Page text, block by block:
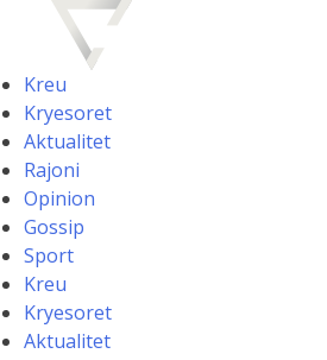
Kreu
Kryesoret
Aktualitet
Rajoni
Opinion
Gossip
Sport
Kreu
Kryesoret
Aktualitet